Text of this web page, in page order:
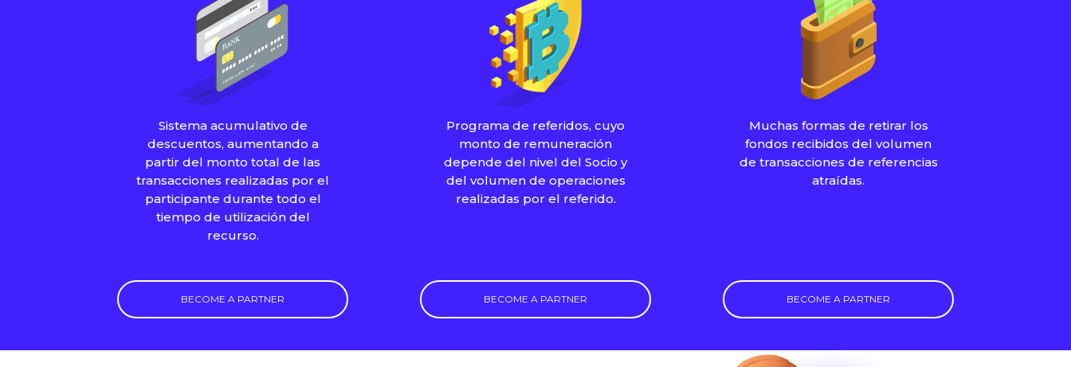
Sistema acumulativo de
descuentos, aumentando a
partir del monto total de las
transacciones realizadas por el
participante durante todo el
tiempo de utilización del
recurso.
BECOME A PARTNER
Programa de referidos, cuyo
monto de remuneración
depende del nivel del Socio y
del volumen de operaciones
realizadas por el referido.
BECOME A PARTNER
Muchas formas de retirar los
fondos recibidos del volumen
de transacciones de referencias
atraídas.
BECOME A PARTNER